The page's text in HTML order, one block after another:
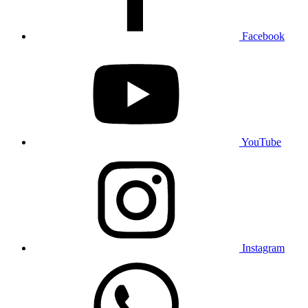
Facebook
YouTube
Instagram